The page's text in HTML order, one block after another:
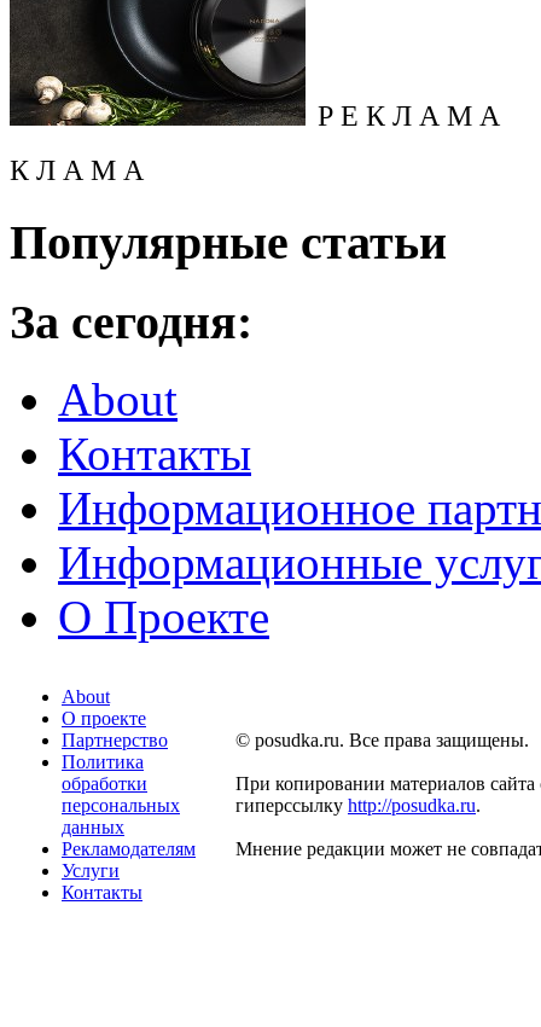
Р Е К Л А М А
К Л А М А
Популярные статьи
За сегодня:
About
Контакты
Информационное
Информационные
О Проекте
About
О проекте
Партнерство
Политика
обработки
персональных
данных
Рекламодателям
Услуги
Контакты
© posudka.ru. Все права защищены.
При копировании материалов сайта
гиперссылку http://posudka.ru.
Мнение редакции может не